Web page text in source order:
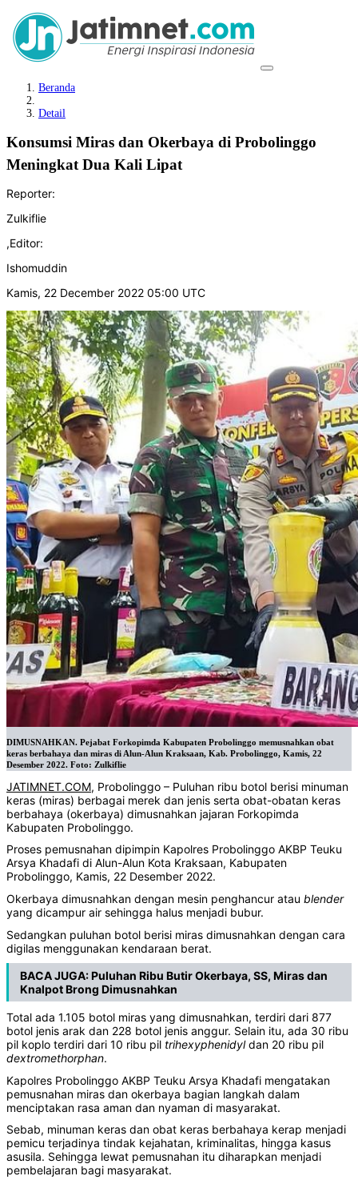
Beranda
Detail
Konsumsi Miras dan Okerbaya di Probolinggo
Meningkat Dua Kali Lipat
Reporter:
Zulkiflie
,Editor:
Ishomuddin
Kamis, 22 December 2022 05:00 UTC
DIMUSNAHKAN. Pejabat Forkopimda Kabupaten Probolinggo memusnahkan obat
keras berbahaya dan miras di Alun-Alun Kraksaan, Kab. Probolinggo, Kamis, 22
Desember 2022. Foto: Zulkiflie
JATIMNET.COM, Probolinggo – Puluhan ribu botol berisi minuman
keras (miras) berbagai merek dan jenis serta obat-obatan keras
berbahaya (okerbaya) dimusnahkan jajaran Forkopimda
Kabupaten Probolinggo.
Proses pemusnahan dipimpin Kapolres Probolinggo AKBP Teuku
Arsya Khadafi di Alun-Alun Kota Kraksaan, Kabupaten
Probolinggo, Kamis, 22 Desember 2022.
Okerbaya dimusnahkan dengan mesin penghancur atau blender
yang dicampur air sehingga halus menjadi bubur.
Sedangkan puluhan botol berisi miras dimusnahkan dengan cara
digilas menggunakan kendaraan berat.
BACA JUGA:Puluhan Ribu Butir Okerbaya, SS, Miras dan
Knalpot Brong Dimusnahkan
Total ada 1.105 botol miras yang dimusnahkan, terdiri dari 877
botol jenis arak dan 228 botol jenis anggur. Selain itu, ada 30 ribu
pil koplo terdiri dari 10 ribu pil trihexyphenidyldan 20 ribu pil
dextromethorphan.
Kapolres Probolinggo AKBP Teuku Arsya Khadafi mengatakan
pemusnahan miras dan okerbaya bagian langkah dalam
menciptakan rasa aman dan nyaman di masyarakat.
Sebab, minuman keras dan obat keras berbahaya kerap menjadi
pemicu terjadinya tindak kejahatan, kriminalitas, hingga kasus
asusila. Sehingga lewat pemusnahan itu diharapkan menjadi
pembelajaran bagi masyarakat.